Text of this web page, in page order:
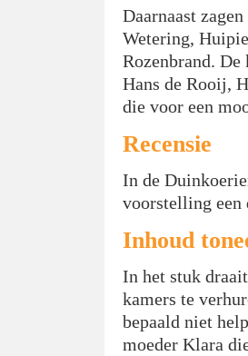
Daarnaast
Wetering,
Rozenbrand.
Hans de Rooij,
die voor een
Recensie
In de
voorstelling een
Inhoud
In het stuk
kamers te
bepaald niet
moeder Klara